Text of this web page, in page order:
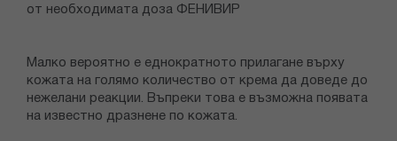
от необходимата доза ФЕНИВИР
Малко вероятно е еднократното прилагане върху
кожата на голямо количество от крема да доведе до
нежелани реакции. Въпреки това е възможна появата
на известно дразнене по кожата.